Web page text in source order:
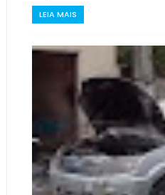
LEIA MAIS